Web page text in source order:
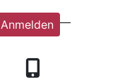
Anmelden